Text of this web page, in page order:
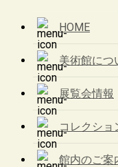
HOME
美術館につ
展覧会情報
コレクショ
館内のご案